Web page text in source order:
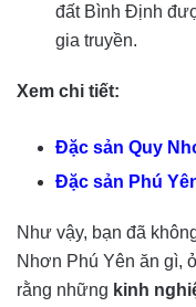
đất Bình Định
gia truyền.
Xem chi tiết:
Đặc sản Quy
Đặc sản Phú
Như vậy, bạn đã
Nhơn Phú Yên ăn gì,
rằng những kinh